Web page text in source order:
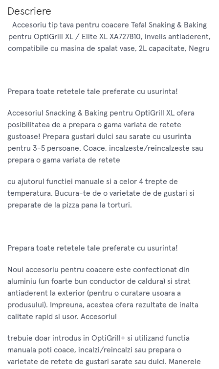
Descriere
Accesoriu tip tava pentru coacere Tefal Snaking & Baking
pentru OptiGrill XL / Elite XL XA727810, invelis antiaderent,
compatibile cu masina de spalat vase, 2L capacitate, Negru
Prepara toate retetele tale preferate cu usurinta!
Accesoriul Snacking & Baking pentru OptiGrill XL ofera
posibilitatea de a prepara o gama variata de retete
gustoase! Prepara gustari dulci sau sarate cu usurinta
pentru 3-5 persoane. Coace, incalzeste/reincalzeste sau
prepara o gama variata de retete
cu ajutorul functiei manuale si a celor 4 trepte de
temperatura. Bucura-te de o varietate de de gustari si
preparate de la pizza pana la torturi.
Prepara toate retetele tale preferate cu usurinta!
Noul accesoriu pentru coacere este confectionat din
aluminiu (un foarte bun conductor de caldura) si strat
antiaderent la exterior (pentru o curatare usoara a
produsului). Impreuna, acestea ofera rezultate de inalta
calitate rapid si usor. Accesoriul
trebuie doar introdus in OptiGrill+ si utilizand functia
manuala poti coace, incalzi/reincalzi sau prepara o
varietate de retete de gustari sarate sau dulci. Manerele